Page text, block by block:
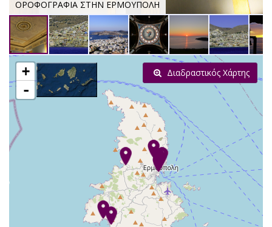
ΟΡΟΦΟΓΡΑΦΙΑ ΣΤΗΝ ΕΡΜΟΥΠΟΛΗ
+
-
Διαδραστικός Χάρτης